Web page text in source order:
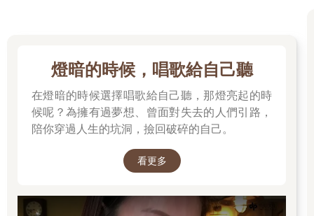
你突破困難模式的關鍵字──「信任」的真正含意。
色」，幫助你認識自己這個「角色」的類型、能力與特性。
在第三階段，我將進一步說明，第二階段所說明的、容易落入人
生困難模式的人，有哪些常見的行為與思考模式（習慣），並探
討這些習慣可能會導致哪些「不幸模式」。同時，我也會提供具
體建議，教各位如何避開那些不幸模式。
具」，相信這些關鍵道具能有效幫助想攻破人生困境的人。此
外，我也會推薦幾本「啟發之書」，提供想進一步學習的讀者一
燈暗的時候，唱歌給自己聽
在燈暗的時候選擇唱歌給自己聽，那燈亮起的時
候呢？為擁有過夢想、曾面對失去的人們引路，
陪你穿過人生的坑洞，撿回破碎的自己。
看更多